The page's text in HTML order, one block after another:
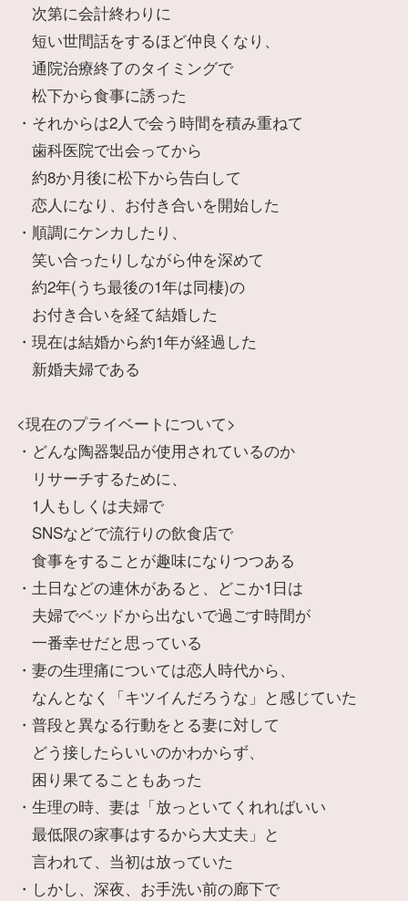
次第に会計終わりに
短い世間話をするほど仲良くなり、
通院治療終了のタイミングで
松下から食事に誘った
・それからは2人で会う時間を積み重ねて
歯科医院で出会ってから
約8か月後に松下から告白して
恋人になり、お付き合いを開始した
・順調にケンカしたり、
笑い合ったりしながら仲を深めて
約2年(うち最後の1年は同棲)の
お付き合いを経て結婚した
・現在は結婚から約1年が経過した
新婚夫婦である
<現在のプライベートについて>
・どんな陶器製品が使用されているのか
リサーチするために、
1人もしくは夫婦で
SNSなどで流行りの飲食店で
食事をすることが趣味になりつつある
・土日などの連休があると、どこか1日は
夫婦でベッドから出ないで過ごす時間が
一番幸せだと思っている
・妻の生理痛については恋人時代から、
なんとなく「キツイんだろうな」と感じていた
・普段と異なる行動をとる妻に対して
どう接したらいいのかわからず、
困り果てることもあった
・生理の時、妻は「放っといてくれればいい
最低限の家事はするから大丈夫」と
言われて、当初は放っていた
・しかし、深夜、お手洗い前の廊下で